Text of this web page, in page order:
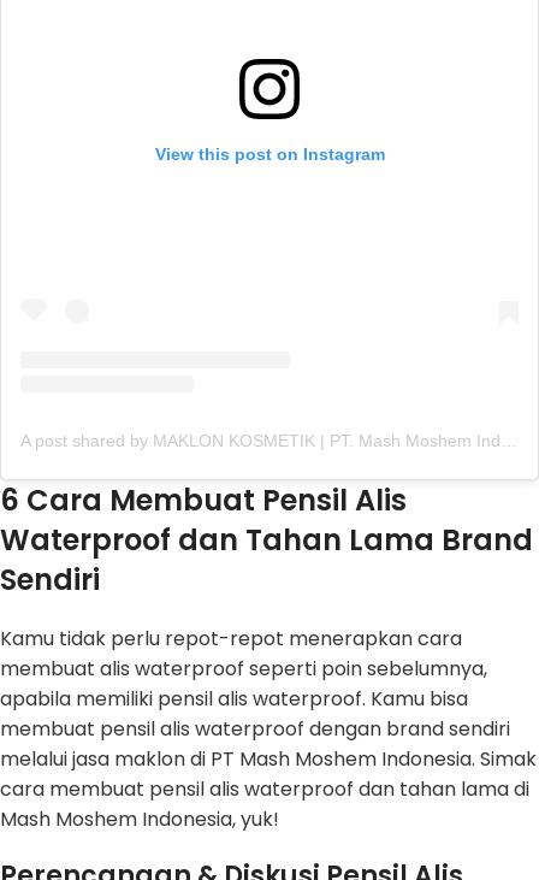
View this post on Instagram
A post shared by MAKLON KOSMETIK | PT. Mash Moshem Indonesia (@mashmoshem)
6 Cara Membuat Pensil Alis
Waterproof dan Tahan Lama Brand
Sendiri
Kamu tidak perlu repot-repot menerapkan cara
membuat alis waterproof seperti poin sebelumnya,
apabila memiliki pensil alis waterproof. Kamu bisa
membuat pensil alis waterproof dengan brand sendiri
melalui jasa maklon di PT Mash Moshem Indonesia. Simak
cara membuat pensil alis waterproof dan tahan lama di
Mash Moshem Indonesia, yuk!